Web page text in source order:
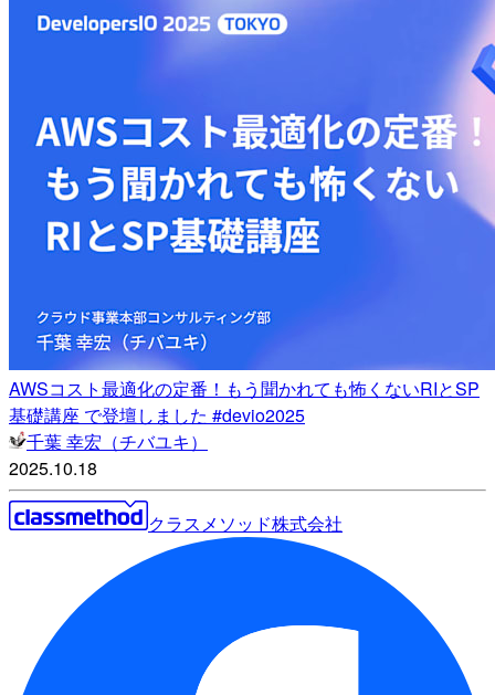
AWSコスト最適化の定番！もう聞かれても怖くないRIとSP
基礎講座 で登壇しました #devio2025
千葉 幸宏（チバユキ）
2025.10.18
クラスメソッド株式会社